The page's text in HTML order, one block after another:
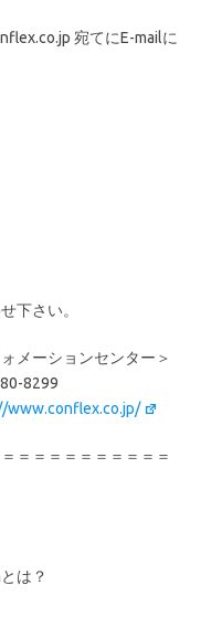
宛てにE-mailに
下さい。
メーションセンター＞
8299
www.conflex.co.jp/
＝＝＝＝＝＝＝＝＝＝
は？